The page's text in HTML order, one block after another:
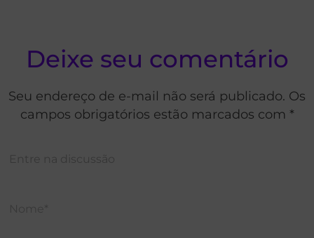
Deixe seu comentário
Seu endereço de e-mail não será publicado. Os
campos obrigatórios estão marcados com *